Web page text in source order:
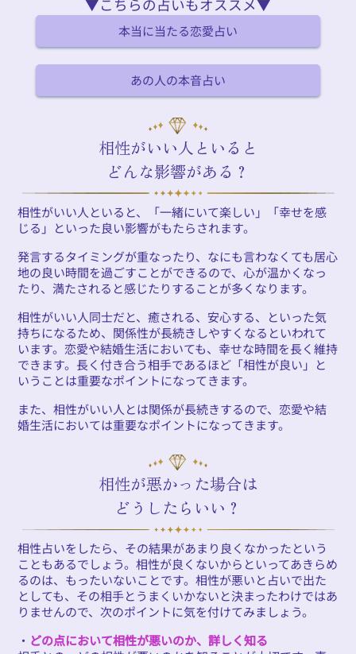
▼こちらの占いもオススメ▼
本当に当たる恋愛占い
あの人の本音占い
相性がいい人といると
どんな影響がある？
相性がいい人といると、「一緒にいて楽しい」「幸せを感
じる」といった良い影響がもたらされます。
発言するタイミングが重なったり、なにも言わなくても居心
地の良い時間を過ごすことができるので、心が温かくなっ
たり、満たされると感じたりすることが多くなります。
相性がいい人同士だと、癒される、安心する、といった気
持ちになるため、関係性が長続きしやすくなるといわれて
います。恋愛や結婚生活においても、幸せな時間を長く維持
できます。長く付き合う相手であるほど「相性が良い」と
いうことは重要なポイントになってきます。
また、相性がいい人とは関係が長続きするので、恋愛や結
婚生活においては重要なポイントになってきます。
相性が悪かった場合は
どうしたらいい？
相性占いをしたら、その結果があまり良くなかったという
こともあるでしょう。相性が良くないからといってあきらめ
るのは、もったいないことです。相性が悪いと占いで出た
としても、その相手とうまくいかないと決まったわけではあ
りませんので、次のポイントに気を付けてみましょう。
・ どの点において相性が悪いのか、詳しく知る